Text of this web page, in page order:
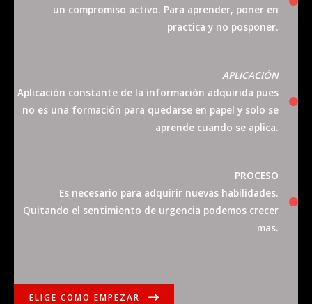
un compromiso activo. Para aprender, poner en
practica y no posponer.
APLICACIÓN
Aplicación constante de la información adquirida pues
no es una formación para quedarse en papel y solo se
aprende cuando se aplica.
PROCESO
Es necesario para adquirir nuevas habilidades.
Quitando el sentimiento de urgencia podemos crecer
mas.
ELIGE COMO EMPEZAR